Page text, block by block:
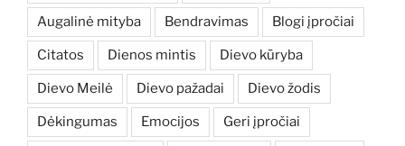
Augalinė mityba Bendravimas Blogi įpročiai
Citatos Dienos mintis Dievo kūryba
Dievo Meilė Dievo pažadai Dievo žodis
Dėkingumas Emocijos Geri įpročiai